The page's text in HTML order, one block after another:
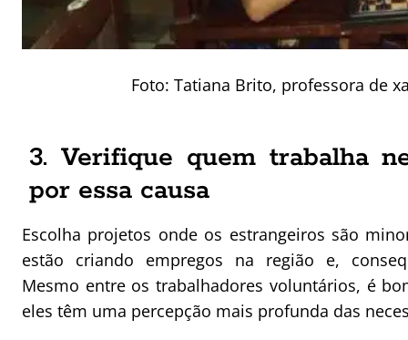
Foto: Tatiana Brito, professora de
3. Verifique quem trabalha
por essa causa
Escolha projetos onde os estrangeiros são
estão criando empregos na região e,
Mesmo entre os trabalhadores voluntários, é
eles têm uma percepção mais profunda das